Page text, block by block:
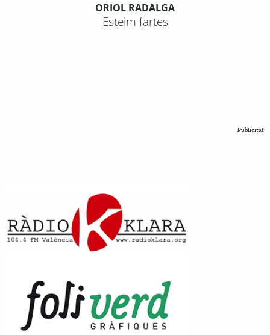
ORIOL RADALGA
Esteim fartes
Publicitat